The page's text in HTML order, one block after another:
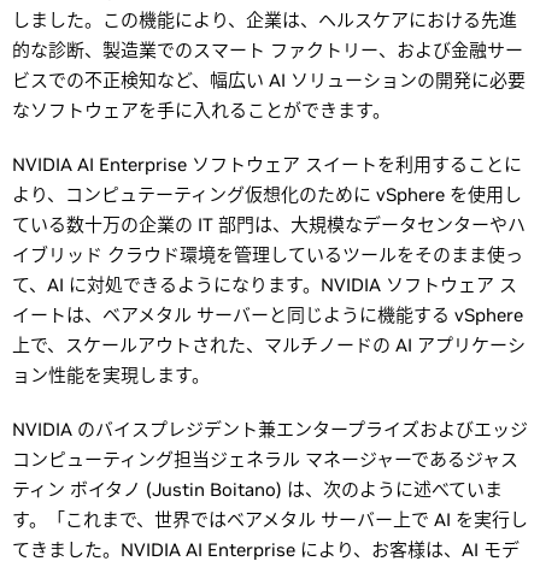
しました。この機能により、企業は、ヘルスケアにおける先進
的な診断、製造業でのスマート ファクトリー、および金融サー
ビスでの不正検知など、幅広い AI ソリューションの開発に必要
なソフトウェアを手に入れることができます。
NVIDIA AI Enterprise ソフトウェア スイートを利用することに
より、コンピュテーティング仮想化のために vSphere を使用し
ている数十万の企業の IT 部門は、大規模なデータセンターやハ
イブリッド クラウド環境を管理しているツールをそのまま使っ
て、AI に対処できるようになります。NVIDIA ソフトウェア ス
イートは、ベアメタル サーバーと同じように機能する vSphere
上で、スケールアウトされた、マルチノードの AI アプリケーシ
ョン性能を実現します。
NVIDIA のバイスプレジデント兼エンタープライズおよびエッジ
コンピューティング担当ジェネラル マネージャーであるジャス
ティン ボイタノ (Justin Boitano) は、次のように述べていま
す。「これまで、世界ではベアメタル サーバー上で AI を実行し
てきました。NVIDIA AI Enterprise により、お客様は、AI モデ